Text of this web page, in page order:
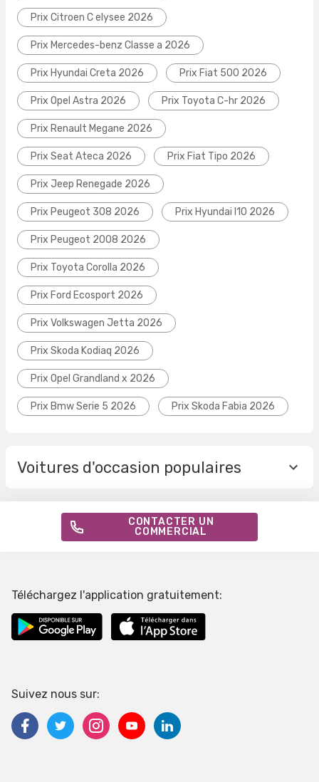
Prix Citroen C elysee 2026
Prix Mercedes-benz Classe a 2026
Prix Hyundai Creta 2026 Prix Fiat 500 2026
Prix Opel Astra 2026 Prix Toyota C-hr 2026
Prix Renault Megane 2026
Prix Seat Ateca 2026 Prix Fiat Tipo 2026
Prix Jeep Renegade 2026
Prix Peugeot 308 2026 Prix Hyundai I10 2026
Prix Peugeot 2008 2026
Prix Toyota Corolla 2026
Prix Ford Ecosport 2026
Prix Volkswagen Jetta 2026
Prix Skoda Kodiaq 2026
Prix Opel Grandland x 2026
Prix Bmw Serie 5 2026 Prix Skoda Fabia 2026
Voitures d'occasion populaires
CONTACTER UN
COMMERCIAL
Téléchargez l'application gratuitement:
Suivez nous sur: